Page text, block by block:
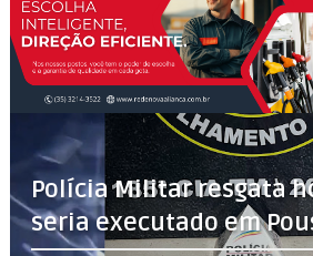
Polícia Militar resgata
seria executado em